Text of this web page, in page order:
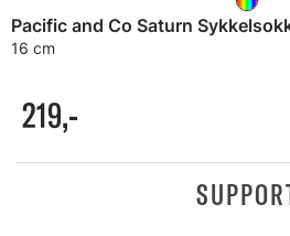
Pacific and Co Saturn
16 cm
219,-